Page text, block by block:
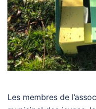
Les membres de